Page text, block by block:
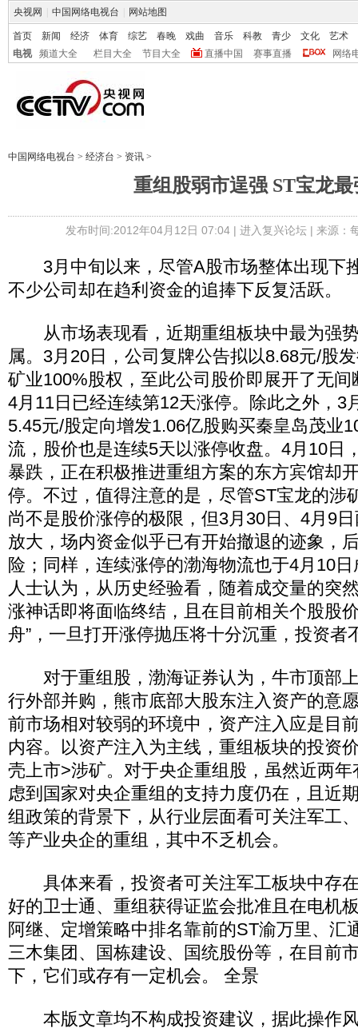
央视网 中国网络电视台 网站地图
首页 新闻 经济 体育 综艺 春晚 戏曲 音乐 科教 青少 文化
艺术
电视
频道大全 栏目大全 节目大全 直播中国 赛事直播 网络
中国网络电视台 > 经济台 > 资讯 >
重组股弱市逞强 ST宝龙最
发布时间:2012年04月12日 07:04 | 进入复兴论坛| 来源：
3月中旬以来，尽管A股市场整体出现下
不少公司却在趋利资金的追捧下反复活跃。
从市场表现看，近期重组板块中最为强
属。3月20日，公司复牌公告拟以8.68元/股
矿业100%股权，至此公司股价即展开了无
4月11日已经连续第12天涨停。除此之外，3
5.45元/股定向增发1.06亿股购买秦皇岛茂业
流，股价也是连续5天以涨停收盘。4月10日
暴跌，正在积极推进重组方案的东方宾馆却
停。不过，值得注意的是，尽管ST宝龙的涉
尚不是股价涨停的极限，但3月30日、4月9
放大，场内资金似乎已有开始撤退的迹象，
险；同样，连续涨停的渤海物流也于4月10
人士认为，从历史经验看，随着成交量的突
涨神话即将面临终结，且在目前相关个股股
舟”，一旦打开涨停抛压将十分沉重，投资者
对于重组股，渤海证券认为，牛市顶部
行外部并购，熊市底部大股东注入资产的意
前市场相对较弱的环境中，资产注入应是目
内容。以资产注入为主线，重组板块的投资
壳上市>涉矿。对于央企重组股，虽然近两
虑到国家对央企重组的支持力度仍在，且近
组政策的背景下，从行业层面看可关注军工
等产业央企的重组，其中不乏机会。
具体来看，投资者可关注军工板块中存
好的卫士通、重组获得证监会批准且在电机
阿继、定增策略中排名靠前的ST渝万里、汇
三木集团、国栋建设、国统股份等，在目前
下，它们或存有一定机会。 全景
本版文章均不构成投资建议，据此操作